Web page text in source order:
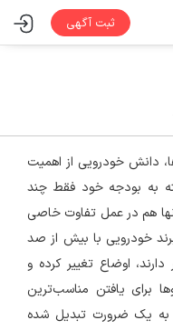
ثبت آگهی
دانش خودرویی از اهمیت
به بودجه خود فقط چند
هم در عمل تفاوت خاصی
خودرویی با بیش از صد
اوضاع تغییر کرده و
برای یافتن مناسب‌ترین
به یک ضرورت تبدیل شده